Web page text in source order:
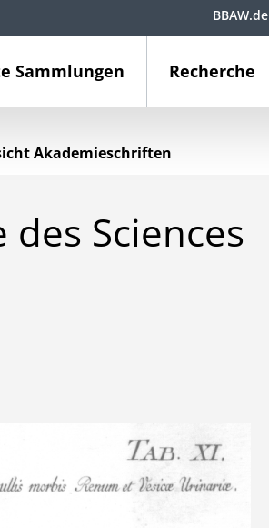
Sammlungen Recherche
BBAW.de
Akademieschriften
Sciences